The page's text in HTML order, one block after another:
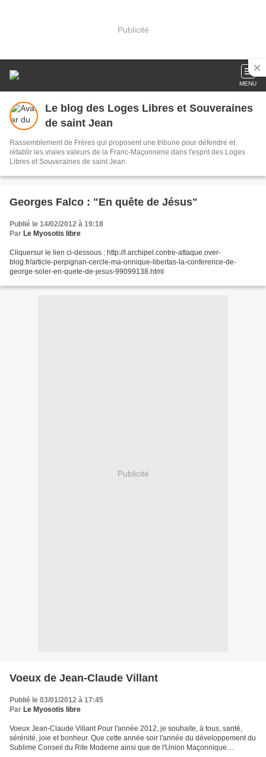
Publicité
MENU
Le blog des Loges Libres et Souveraines
de saint Jean
Rassemblement de Frères qui proposent une tribune pour défendre et
rétablir les vraies valeurs de la Franc-Maçonnerie dans l'esprit des Loges
Libres et Souveraines de saint Jean.
Georges Falco : "En quête de Jésus"
Publié le 14/02/2012 à 19:18
Par Le Myosotis libre
Cliquersur le lien ci-dessous : http://l.archipel.contre-attaque.over-
blog.fr/article-perpignan-cercle-ma-onnique-libertas-la-conference-de-
george-soler-en-quete-de-jesus-99099138.html
Publicité
Voeux de Jean-Claude Villant
Publié le 03/01/2012 à 17:45
Par Le Myosotis libre
Voeux Jean-Claude Villant Pour l'année 2012, je souhaite, à tous, santé,
sérénité, joie et bonheur. Que cette année soir l'année du développement du
Sublime Conseil du Rite Moderne ainsi que de l'Union Maçonnique